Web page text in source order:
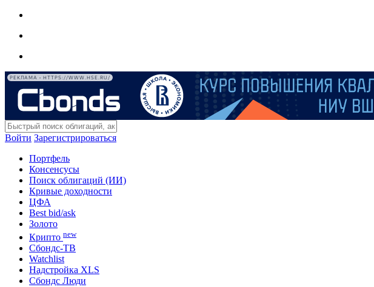
РЕКЛАМА • HTTPS://WWW.HSE.RU/
Войти Зарегистрироваться
Портфель
Консенсусы
Поиск облигаций (ИИ)
Кривые доходности
ЦФА
Best bid/ask
Золото
Крипто new
Сбондс-ТВ
Watchlist
Надстройка XLS
Сбондс Люди